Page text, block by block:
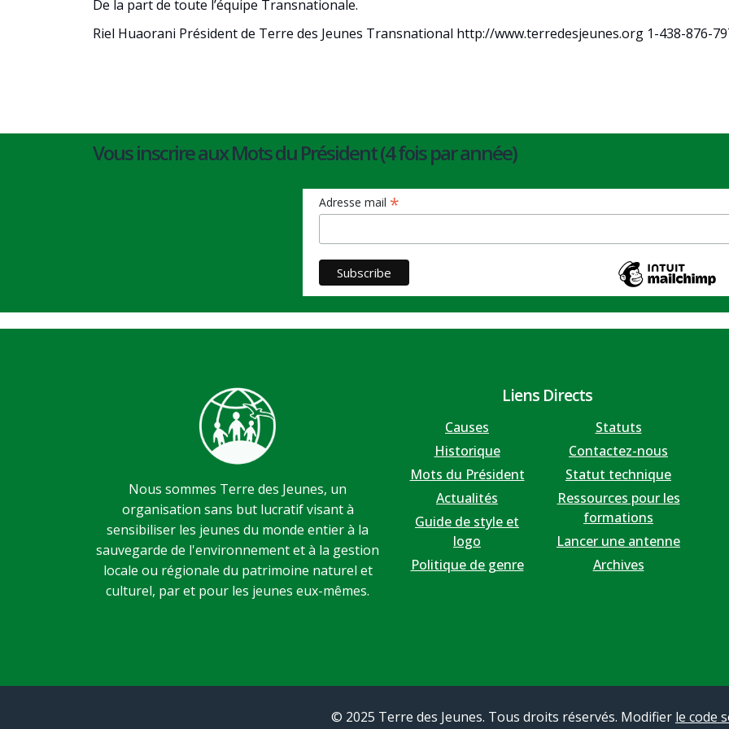
De la part de toute l’équipe Transnationale.
Riel Huaorani Président de Terre des Jeunes Transnational http://www.terredesjeunes.org 1-438-876-
Vous inscrire aux Mots du Président (4 fois par année)
Adresse mail *
Nous sommes Terre des Jeunes, un
organisation sans but lucratif visant à
sensibiliser les jeunes du monde entier à la
sauvegarde de l'environnement et à la gestion
locale ou régionale du patrimoine naturel et
culturel, par et pour les jeunes eux-mêmes.
Liens Directs
Causes
Historique
Mots du Président
Actualités
Guide de style et
logo
Politique de genre
Statuts
Contactez-nous
Statut technique
Ressources pour les
formations
Lancer une antenne
Archives
© 2025 Terre des Jeunes. Tous droits réservés. Modifier le code